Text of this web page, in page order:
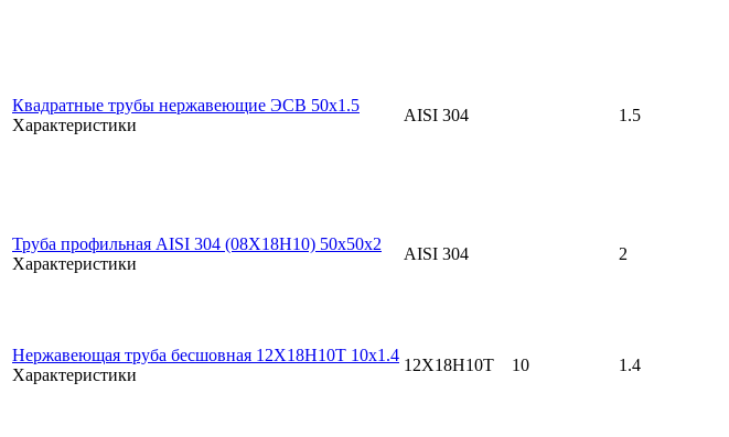
Квадратные трубы нержавеющие ЭСВ 50x1.5
Характеристики
AISI 304 1.5
Труба профильная AISI 304 (08Х18Н10) 50x50x2
Характеристики
AISI 304 2
Нержавеющая труба бесшовная 12Х18Н10Т 10x1.4
Характеристики
12Х18Н10Т 10 1.4